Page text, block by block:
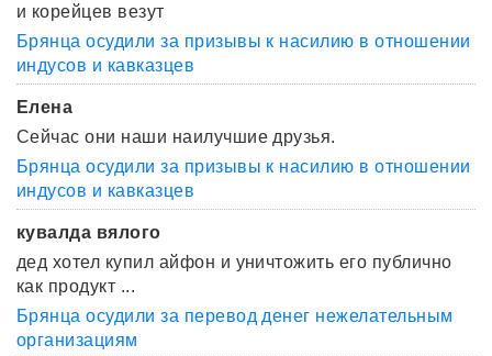
и корейцев везут
Брянца осудили за призывы к насилию в отношении
индусов и кавказцев
Елена
Сейчас они наши наилучшие друзья.
Брянца осудили за призывы к насилию в отношении
индусов и кавказцев
кувалда вялого
дед хотел купил айфон и уничтожить его публично
как продукт ...
Брянца осудили за перевод денег нежелательным
организациям